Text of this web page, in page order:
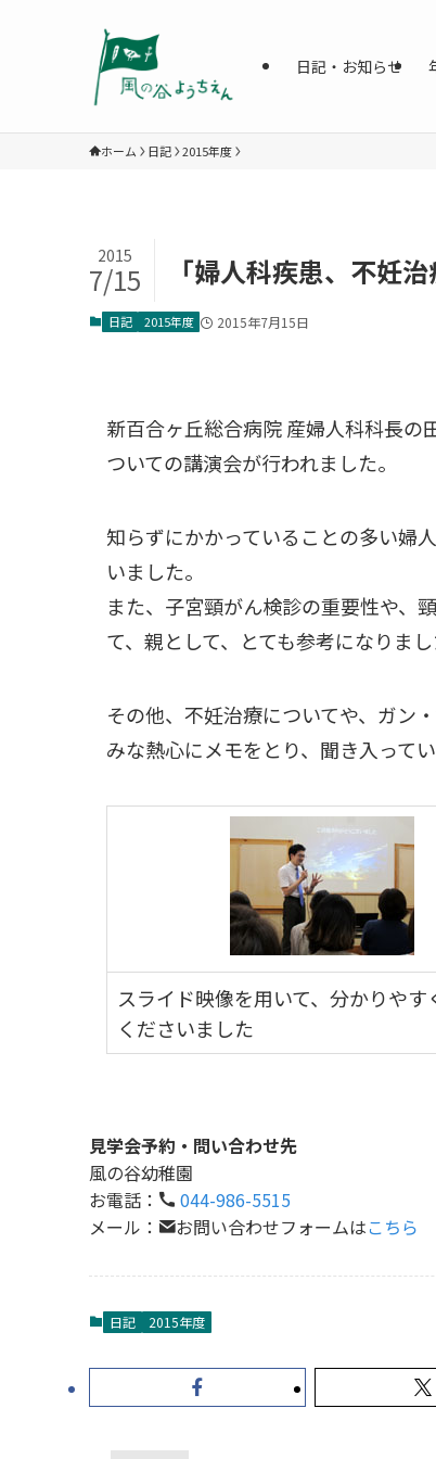
日記・お知らせ
ホーム 日記 2015年度
「婦人科疾患、不妊
2015
7/15
日記 2015年度 2015年7月15日
新百合ヶ丘総合病院 産婦人科科長の
ついての講演会が行われました。
知らずにかかっていることの多い婦
いました。
また、子宮頸がん検診の重要性や、
て、親として、とても参考になりまし
その他、不妊治療についてや、ガン
みな熱心にメモをとり、聞き入ってい
スライド映像を用いて、分かりやす
くださいました
見学会予約・問い合わせ先
風の谷幼稚園
お電話：
044-986-5515
メール：
お問い合わせフォームはこちら
日記 2015年度